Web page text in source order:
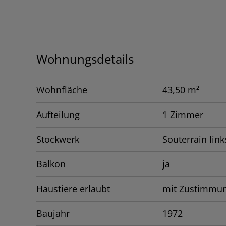
Wohnungsdetails
Wohnfläche 43,50 m²
Aufteilung 1 Zimmer
Stockwerk Souterrain
Balkon ja
Haustiere erlaubt mit
Baujahr 1972